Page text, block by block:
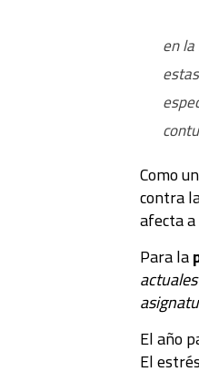
en
Como
contra
afecta
Para la
El año
El